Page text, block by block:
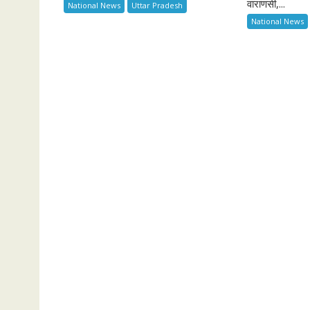
National News Uttar Pradesh
वाराणसी,...
National News